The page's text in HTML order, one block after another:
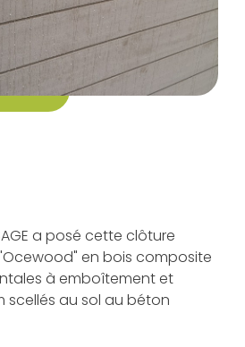
a posé cette clôture
en bois composite
à emboîtement et
scellés au sol au béton